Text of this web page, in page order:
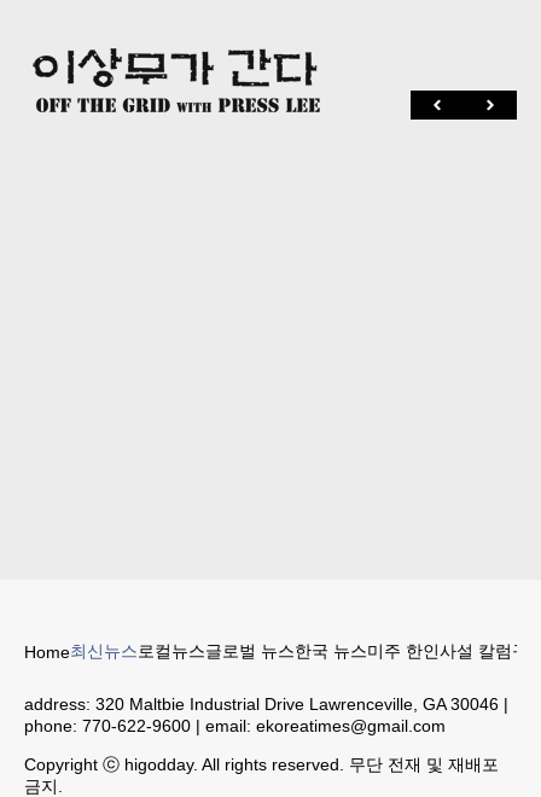
Home최신뉴스로컬뉴스글로벌 뉴스한국 뉴스미주 한인사설 칼럼구
address: 320 Maltbie Industrial Drive Lawrenceville, GA 30046 |
phone: 770-622-9600 | email: ekoreatimes@gmail.com
Copyright ⓒ higodday. All rights reserved. 무단 전재 및 재배포
금지.